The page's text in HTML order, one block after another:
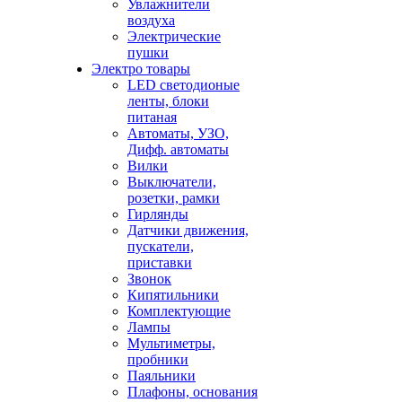
Увлажнители
воздуха
Электрические
пушки
Электро товары
LED светодионые
ленты, блоки
питаная
Автоматы, УЗО,
Дифф. автоматы
Вилки
Выключатели,
розетки, рамки
Гирлянды
Датчики движения,
пускатели,
приставки
Звонок
Кипятильники
Комплектующие
Лампы
Мультиметры,
пробники
Паяльники
Плафоны, основания